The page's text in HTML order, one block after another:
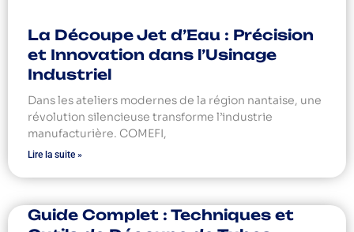
La Découpe Jet d’Eau : Précision
et Innovation dans l’Usinage
Industriel
Dans les ateliers modernes de la région nantaise, une
révolution silencieuse transforme l’industrie
manufacturière. COMEFI,
Lire la suite »
Guide Complet : Techniques et